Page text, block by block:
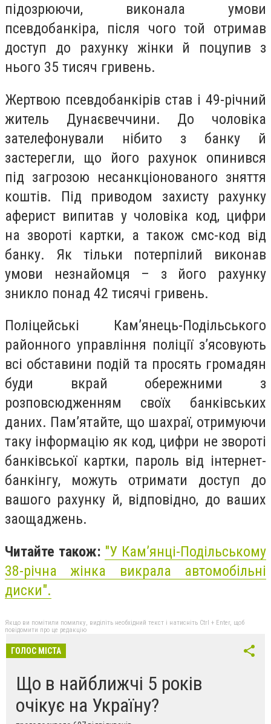
підозрюючи, виконала умови
псевдобанкіра, після чого той отримав
доступ до рахунку жінки й поцупив з
нього 35 тисяч гривень.
Жертвою псевдобанкірів став і 49-річний
житель Дунаєвеччини. До чоловіка
зателефонували нібито з банку й
застерегли, що його рахунок опинився
під загрозою несанкціонованого зняття
коштів. Під приводом захисту рахунку
аферист випитав у чоловіка код, цифри
на звороті картки, а також смс-код від
банку. Як тільки потерпілий виконав
умови незнайомця – з його рахунку
зникло понад 42 тисячі гривень.
Поліцейські Кам’янець-Подільського
районного управління поліції з’ясовують
всі обставини подій та просять громадян
буди вкрай обережними з
розповсюдженням своїх банківських
даних. Пам’ятайте, що шахраї, отримуючи
таку інформацію як код, цифри не звороті
банківської картки, пароль від інтернет-
банкінгу, можуть отримати доступ до
вашого рахунку й, відповідно, до ваших
заощаджень.
Читайте також: "У Камʼянці-Подільському
38-річна жінка викрала автомобільні
диски".
Якщо ви помітили помилку, виділіть необхідний текст і натисніть Ctrl + Enter, щоб
повідомити про це редакцію
ГОЛОС МІСТА
Що в найближчі 5 років
очікує на Україну?